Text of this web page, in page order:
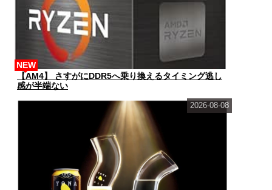
【AM4】 さすがにDDR5へ乗り換えるタイミング逃し
感が半端ない
NEW
2026-08-08